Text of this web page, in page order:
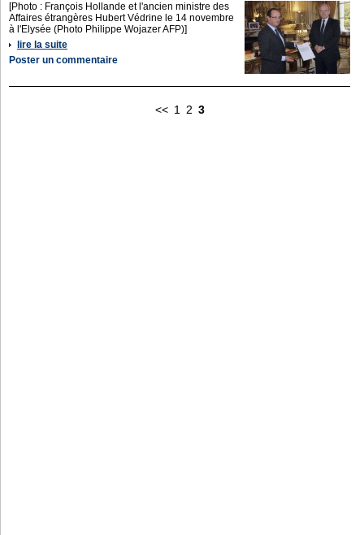
[Photo : François Hollande et l'ancien ministre des
Affaires étrangères Hubert Védrine le 14 novembre
à l'Elysée (Photo Philippe Wojazer AFP)]
lire la suite
Poster un commentaire
<< 1 2 3